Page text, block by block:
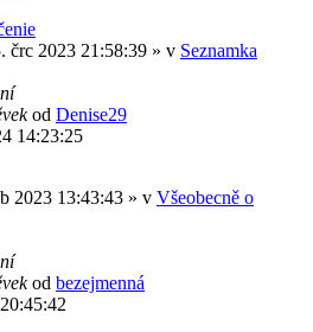
črc 2023 21:58:39 » v Seznamka
od Denise29
14:23:25
2023 13:43:43 » v Všeobecně o
od bezejmenná